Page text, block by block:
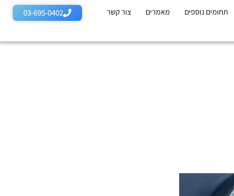
תחומים נוספים מאמרים צור קשר 03-695-0402